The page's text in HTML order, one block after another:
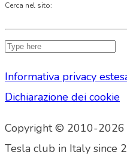
Cerca nel sito:
Informativa privacy
Dichiarazione dei cookie
Copyright © 2010-2026
Tesla club in Italy since